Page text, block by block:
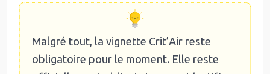
Malgré tout, la vignette Crit’Air reste
obligatoire pour le moment. Elle reste